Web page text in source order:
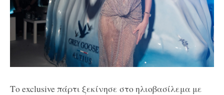
Το exclusiveπάρτι ξεκίνησε στο ηλιοβασίλεμα με